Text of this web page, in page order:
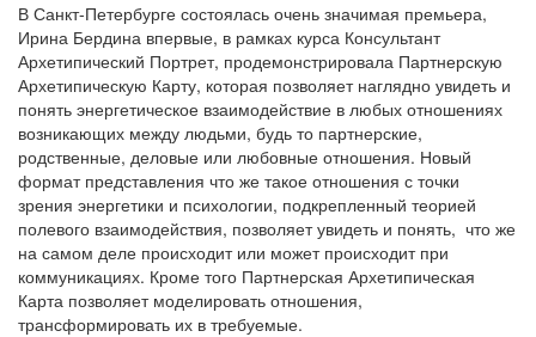
В Санкт-Петербурге состоялась очень значимая премьера,
Ирина Бердина впервые, в рамках курса Консультант
Архетипический Портрет, продемонстрировала Партнерскую
Архетипическую Карту, которая позволяет наглядно увидеть и
понять энергетическое взаимодействие в любых отношениях
возникающих между людьми, будь то партнерские,
родственные, деловые или любовные отношения. Новый
формат представления что же такое отношения с точки
зрения энергетики и психологии, подкрепленный теорией
полевого взаимодействия, позволяет увидеть и понять, что же
на самом деле происходит или может происходит при
коммуникациях. Кроме того Партнерская Архетипическая
Карта позволяет моделировать отношения,
трансформировать их в требуемые.